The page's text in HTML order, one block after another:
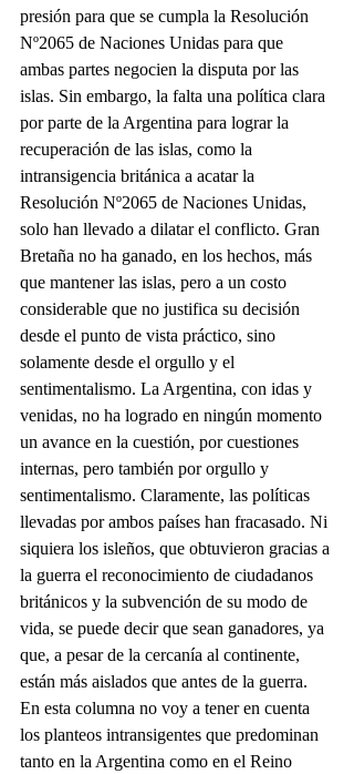
presión para que se cumpla la Resolución
Nº2065 de Naciones Unidas para que
ambas partes negocien la disputa por las
islas. Sin embargo, la falta una política clara
por parte de la Argentina para lograr la
recuperación de las islas, como la
intransigencia británica a acatar la
Resolución Nº2065 de Naciones Unidas,
solo han llevado a dilatar el conflicto. Gran
Bretaña no ha ganado, en los hechos, más
que mantener las islas, pero a un costo
considerable que no justifica su decisión
desde el punto de vista práctico, sino
solamente desde el orgullo y el
sentimentalismo. La Argentina, con idas y
venidas, no ha logrado en ningún momento
un avance en la cuestión, por cuestiones
internas, pero también por orgullo y
sentimentalismo. Claramente, las políticas
llevadas por ambos países han fracasado. Ni
siquiera los isleños, que obtuvieron gracias a
la guerra el reconocimiento de ciudadanos
británicos y la subvención de su modo de
vida, se puede decir que sean ganadores, ya
que, a pesar de la cercanía al continente,
están más aislados que antes de la guerra.
En esta columna no voy a tener en cuenta
los planteos intransigentes que predominan
tanto en la Argentina como en el Reino